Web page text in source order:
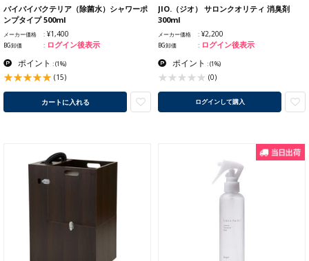
バイバイバクテリア（除菌水）シャワーポ
ンプタイプ 500ml
メーカー価格 ¥1,400
BG卸価 ログイン後表示
ポイント :(1%)
(15)
カートに入れる
JIO.（ジオ） サロンクオリティ 消臭剤
300ml
メーカー価格 ¥2,200
BG卸価 ログイン後表示
ポイント :(1%)
(0)
ログインして購入